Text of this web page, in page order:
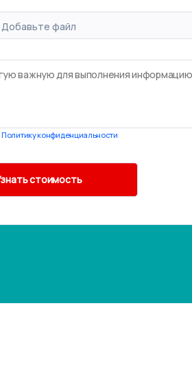
Добавьте файл
Политику конфиденциальности